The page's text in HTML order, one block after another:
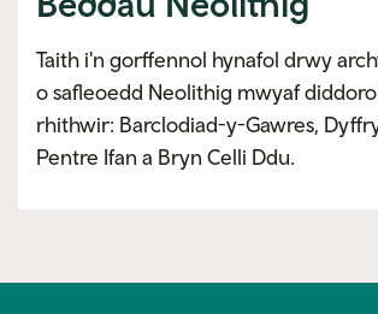
Taith i'n gorffennol hynafol drwy
o safleoedd Neolithig mwyaf
rhithwir: Barclodiad-y-Gawres,
Pentre Ifan a Bryn Celli Ddu.